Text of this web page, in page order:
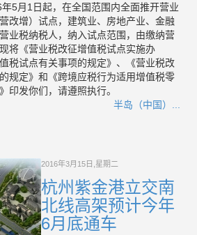
5月1日起，在全国范围内全面推开营业
改增）试点，建筑业、房地产业、金融
业税纳税人，纳入试点范围，由缴纳营
将《营业税改征增值税试点实施办
税试点有关事项的规定》、《营业税改
规定》和《跨境应税行为适用增值税零
印发你们，请遵照执行。
半岛（中国）...
2016年3月15日,星期二
杭州紫金港立交南
北线高架预计今年
6月底通车